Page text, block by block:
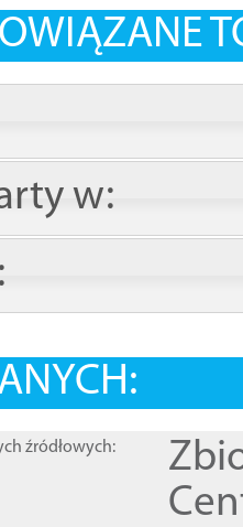
w:
źródłowych: